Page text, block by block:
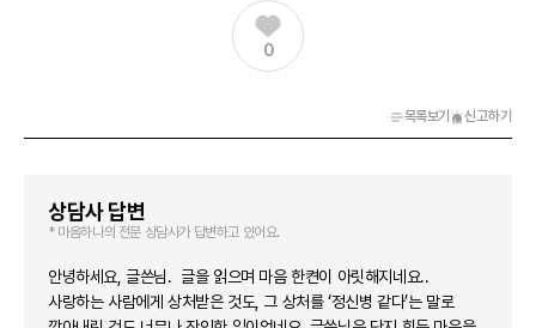
0
목록보기 신고하기
상담사 답변
* 마음하나의 전문 상담사가 답변하고 있어요.
안녕하세요, 글쓴님. 글을 읽으며 마음 한켠이 아릿해지네요..
사랑하는 사람에게 상처받은 것도, 그 상처를 ‘정신병 같다’는 말로